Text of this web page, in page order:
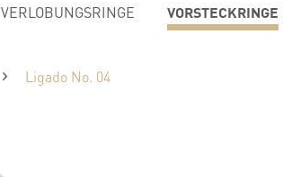
VERLOBUNGSRINGE VORSTECKRINGE
Ligado No. 04